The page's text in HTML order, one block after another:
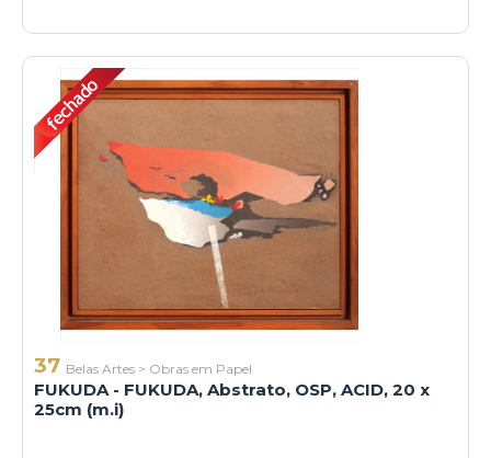
37 Belas Artes > Obras em Papel
FUKUDA - FUKUDA, Abstrato, OSP, ACID, 20 x
25cm (m.i)